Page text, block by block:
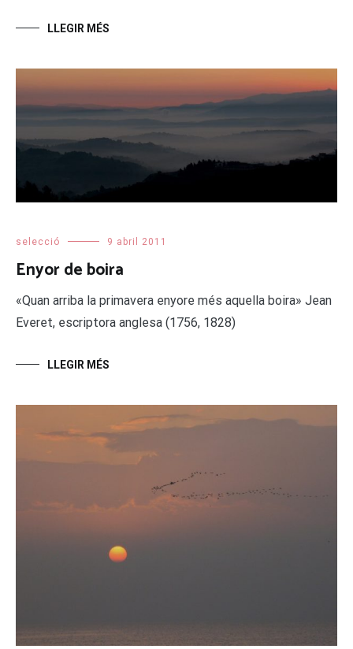
LLEGIR MÉS
selecció 9 abril 2011
Enyor de boira
«Quan arriba la primavera enyore més aquella boira» Jean
Everet, escriptora anglesa (1756, 1828)
LLEGIR MÉS